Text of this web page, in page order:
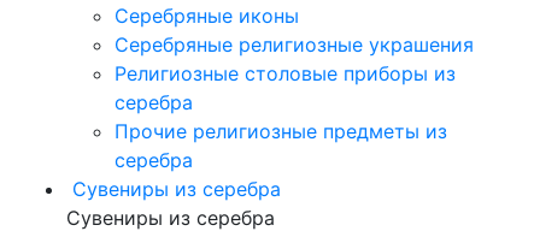
Серебряные иконы
Серебряные религиозные украшения
Религиозные столовые приборы из
серебра
Прочие религиозные предметы из
серебра
Сувениры из серебра
Сувениры из серебра